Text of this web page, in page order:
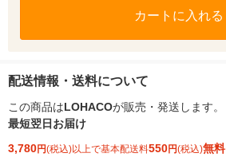
カートに入れる
配送情報・送料について
この商品はLOHACOが販売・発送します。
最短翌日お届け
3,780円(税込)以上で基本配送料550円(税込)無料